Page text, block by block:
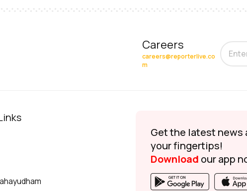
Careers
careers@reporterlive.co
m
Get the latest news
your fingertips!
Download our app